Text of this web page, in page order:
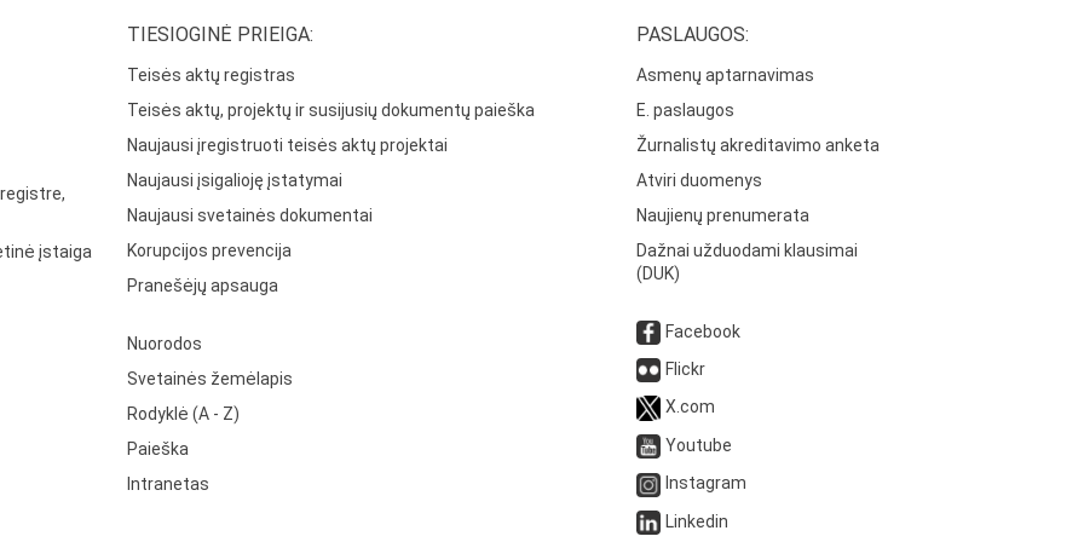
įstaiga
TIESIOGINĖ PRIEIGA:
Teisės aktų registras
Teisės aktų, projektų ir susijusių dokumentų paieška
Naujausi įregistruoti teisės aktų projektai
Naujausi įsigalioję įstatymai
Naujausi svetainės dokumentai
Korupcijos prevencija
Pranešėjų apsauga
Nuorodos
Svetainės žemėlapis
Rodyklė (A - Z)
Paieška
Intranetas
PASLAUGOS:
Asmenų aptarnavimas
E. paslaugos
Žurnalistų akreditavimo anketa
Atviri duomenys
Naujienų prenumerata
Dažnai užduodami klausimai
(DUK)
Facebook
Flickr
X.com
Youtube
Instagram
Linkedin